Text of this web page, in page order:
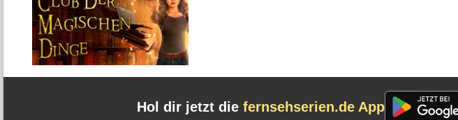
Hol dir jetzt die fernsehserien.de App